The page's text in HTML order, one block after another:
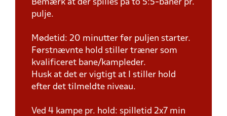
Bemærk at der spilles på to 5:5-baner pr.
pulje.
Mødetid: 20 minutter før puljen starter.
Førstnævnte hold stiller træner som
kvalificeret bane/kampleder.
Husk at det er vigtigt at I stiller hold
efter det tilmeldte niveau.
Ved 4 kampe pr. hold: spilletid 2x7 min